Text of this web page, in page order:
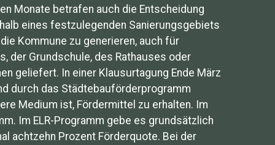
Monate betrafen auch die Entscheidung
eines festzulegenden Sanierungsgebiets
Kommune zu generieren, auch für
der Grundschule, des Rathauses oder
geliefert. In einer Klausurtagung Ende März
durch das Städtebauförderprogramm
Medium ist, Fördermittel zu erhalten. Im
Im ELR-Programm gebe es grundsätzlich
achtzehn Prozent Förderquote. Bei der